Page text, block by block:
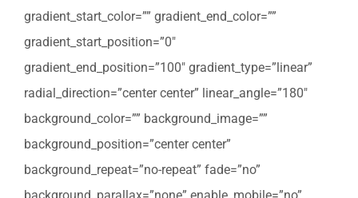
gradient_start_color=”” gradient_end_color=””
gradient_start_position=”0″
gradient_end_position=”100″ gradient_type=”linear”
radial_direction=”center center” linear_angle=”180″
background_color=”” background_image=””
background_position=”center center”
background_repeat=”no-repeat” fade=”no”